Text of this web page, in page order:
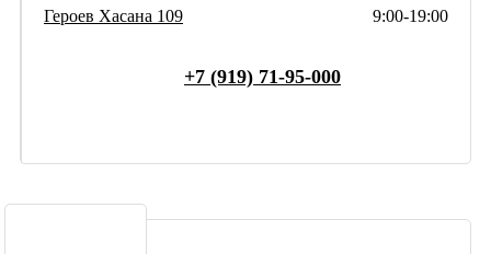
9:00-19:00
Героев Хасана 109
+7 (919) 71-95-000